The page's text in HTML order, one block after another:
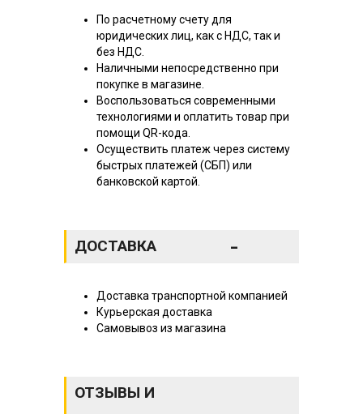
По расчетному счету для
юридических лиц, как с НДС, так и
без НДС.
Наличными непосредственно при
покупке в магазине.
Воспользоваться современными
технологиями и оплатить товар при
помощи QR-кода.
Осуществить платеж через систему
быстрых платежей (СБП) или
банковской картой.
ДОСТАВКА -
Доставка транспортной компанией
Курьерская доставка
Самовывоз из магазина
ОТЗЫВЫ И